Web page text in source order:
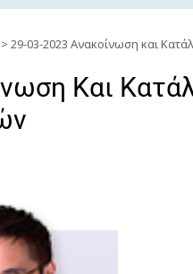
> 29-03-2023 Ανακοίνωση και
Και